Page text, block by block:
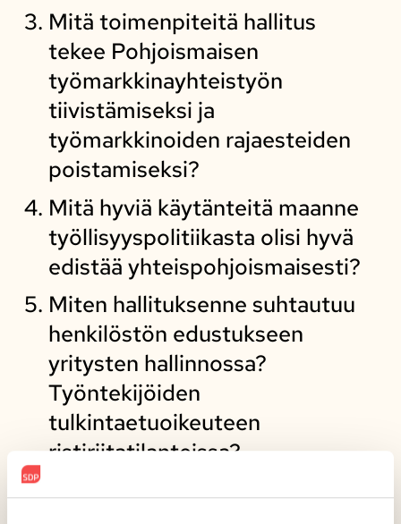
Mitä toimenpiteitä hallitus
tekee Pohjoismaisen
työmarkkinayhteistyön
tiivistämiseksi ja
työmarkkinoiden rajaesteiden
poistamiseksi?
Mitä hyviä käytänteitä maanne
työllisyyspolitiikasta olisi hyvä
edistää yhteispohjoismaisesti?
Miten hallituksenne suhtautuu
henkilöstön edustukseen
yritysten hallinnossa?
Työntekijöiden
tulkintaetuoikeuteen
ristiriitatilanteissa?